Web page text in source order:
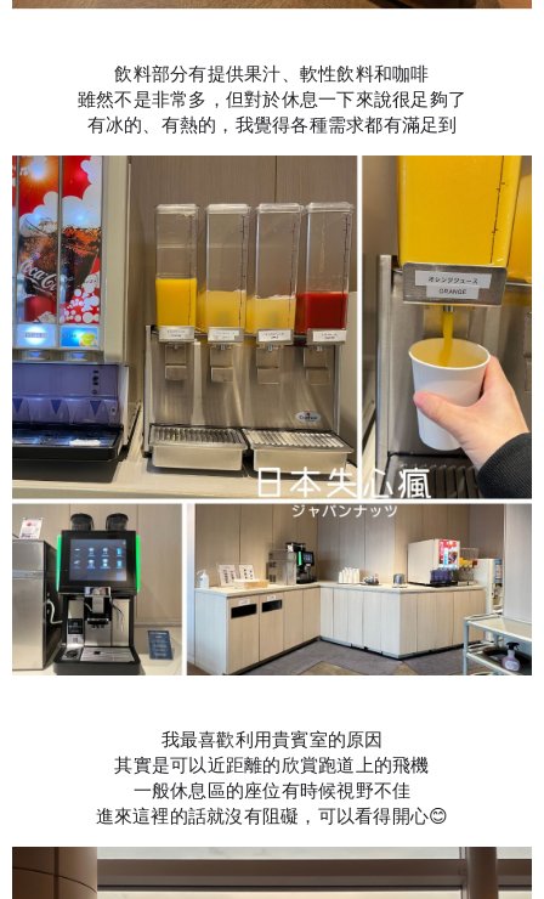
飲料部分有提供果汁、軟性飲料和咖啡
雖然不是非常多，但對於休息一下來說很足夠了
有冰的、有熱的，我覺得各種需求都有滿足到
我最喜歡利用貴賓室的原因
其實是可以近距離的欣賞跑道上的飛機
一般休息區的座位有時候視野不佳
進來這裡的話就沒有阻礙，可以看得開心😊